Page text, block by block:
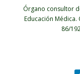
Órgano consultor
Educación Médica.
86/